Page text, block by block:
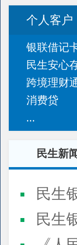
个人客户
银联借记
民生安心
跨境理财
消费贷
...
民生新
民生
民生银